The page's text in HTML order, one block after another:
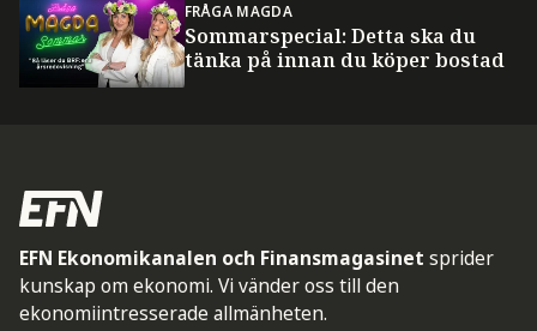
FRÅGA MAGDA
Sommarspecial: Detta ska du
tänka på innan du köper bostad
EFN Ekonomikanalen och Finansmagasinet sprider
kunskap om ekonomi. Vi vänder oss till den
ekonomiintresserade allmänheten.